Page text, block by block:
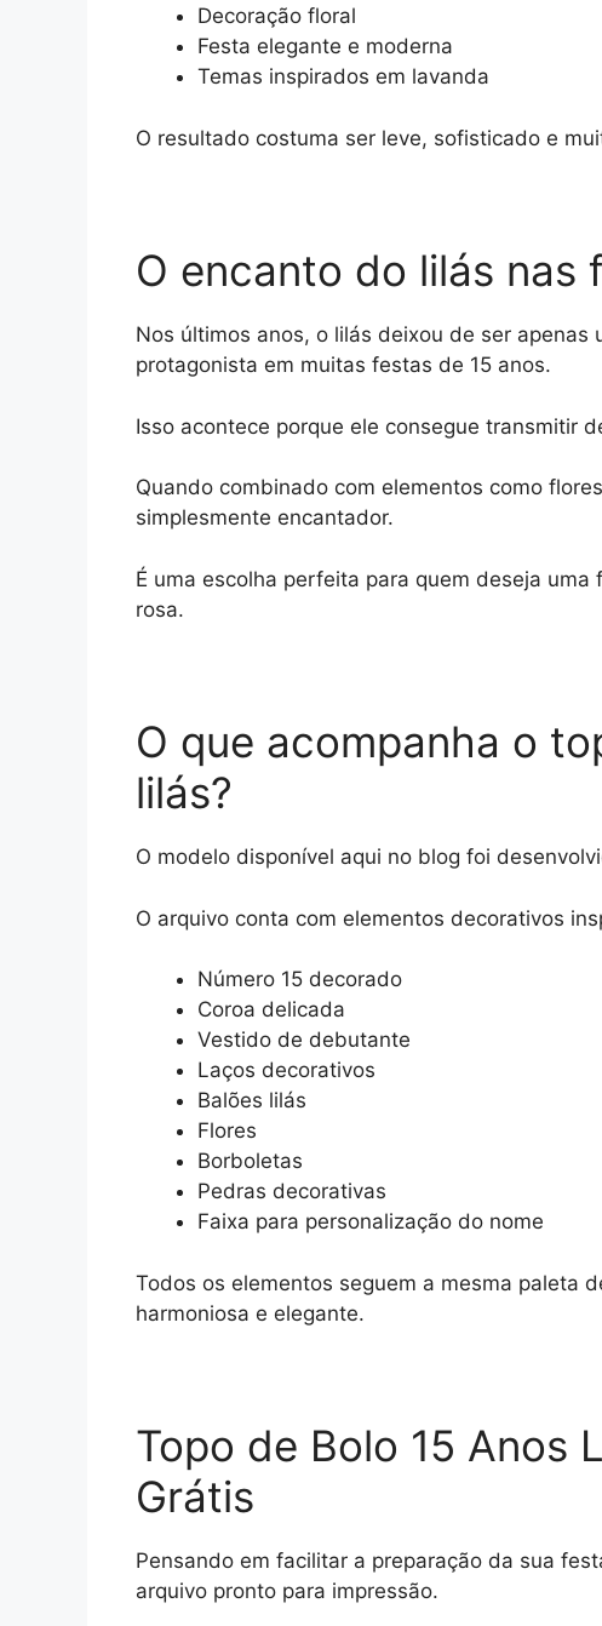
Decoração floral
Festa elegante e moderna
Temas inspirados em lavanda
O resultado costuma ser leve, sofisticado e
O encanto do lilás
Nos últimos anos, o lilás deixou de ser apenas
protagonista em muitas festas de 15 anos.
Isso acontece porque ele consegue transmitir
Quando combinado com elementos como
simplesmente encantador.
É uma escolha perfeita para quem deseja
rosa.
O que acompanha o
lilás?
O modelo disponível aqui no blog foi
O arquivo conta com elementos decorativos
Número 15 decorado
Coroa delicada
Vestido de debutante
Laços decorativos
Balões lilás
Flores
Borboletas
Pedras decorativas
Faixa para personalização do nome
Todos os elementos seguem a mesma paleta
harmoniosa e elegante.
Topo de Bolo 15 Anos
Grátis
Pensando em facilitar a preparação da sua
arquivo pronto para impressão.